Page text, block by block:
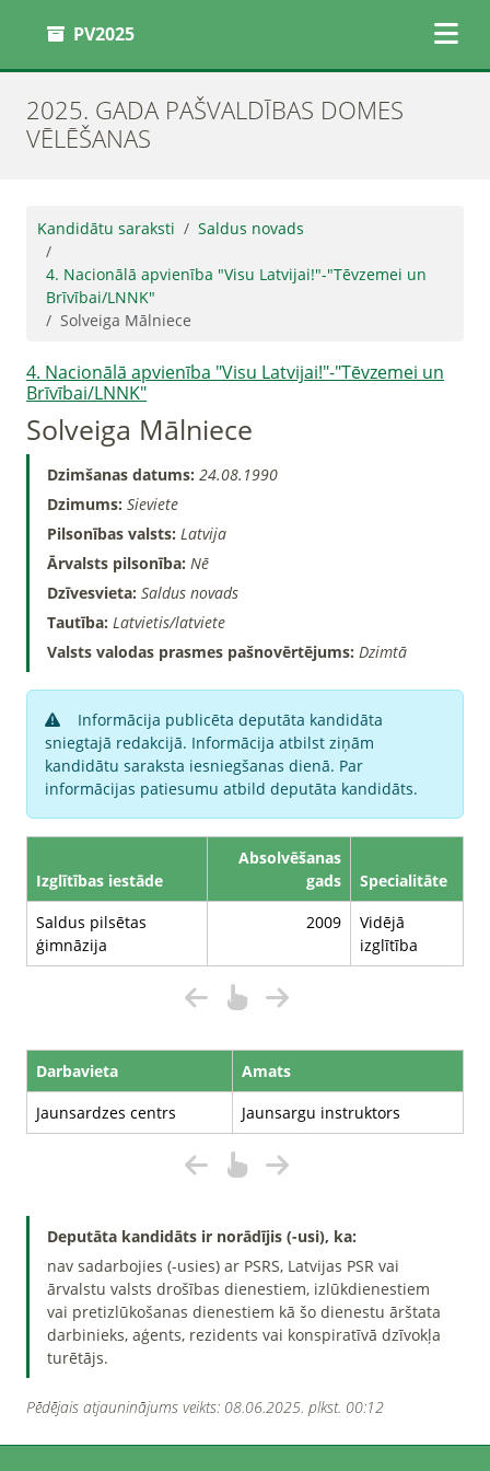
PV2025
2025. GADA PAŠVALDĪBAS DOMES
VĒLĒŠANAS
Kandidātu saraksti Saldus novads
4. Nacionālā apvienība "Visu Latvijai!"-"Tēvzemei un
Brīvībai/LNNK"
Solveiga Mālniece
4. Nacionālā apvienība "Visu Latvijai!"-"Tēvzemei un
Brīvībai/LNNK"
Solveiga Mālniece
Dzimšanas datums: 24.08.1990
Dzimums: Sieviete
Pilsonības valsts: Latvija
Ārvalsts pilsonība: Nē
Dzīvesvieta: Saldus novads
Tautība: Latvietis/latviete
Valsts valodas prasmes pašnovērtējums: Dzimtā
Informācija publicēta deputāta kandidāta
sniegtajā redakcijā. Informācija atbilst ziņām
kandidātu saraksta iesniegšanas dienā. Par
informācijas patiesumu atbild deputāta kandidāts.
Izglītības iestāde
Absolvēšanas
gads
Specialitāte
Saldus pilsētas
ģimnāzija
2009
Vidējā
izglītība
Darbavieta
Amats
Jaunsardzes centrs
Jaunsargu instruktors
Deputāta kandidāts ir norādījis (-usi), ka:
nav sadarbojies (-usies) ar PSRS, Latvijas PSR vai
ārvalstu valsts drošības dienestiem, izlūkdienestiem
vai pretizlūkošanas dienestiem kā šo dienestu ārštata
darbinieks, aģents, rezidents vai konspiratīvā dzīvokļa
turētājs.
Pēdējais atjauninājums veikts: 08.06.2025. plkst. 00:12